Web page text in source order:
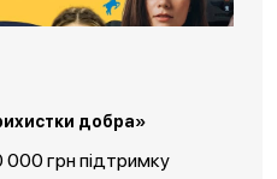
добра»
грн підтримку